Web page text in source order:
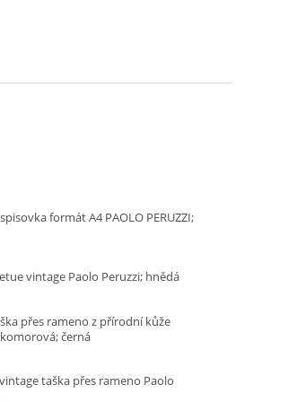
formát A4 PAOLO PERUZZI;
vintage Paolo Peruzzi; hnědá
přes rameno z přírodní kůže
černá
taška přes rameno Paolo